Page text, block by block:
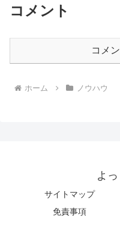
コメント
コメ
ホーム ノウハウ
よ
サイトマップ
免責事項